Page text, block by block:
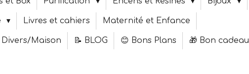
Livres et cahiers Maternité et Enfance
Divers/Maison 📝 BLOG 😊 Bons Plans 🎁 Bon cadeau